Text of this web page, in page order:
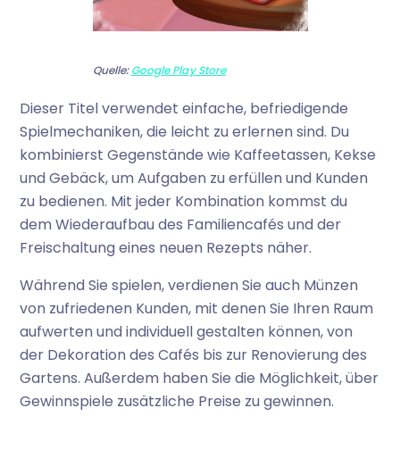
Quelle:Google Play Store
Dieser Titel verwendet einfache, befriedigende
Spielmechaniken, die leicht zu erlernen sind. Du
kombinierst Gegenstände wie Kaffeetassen, Kekse
und Gebäck, um Aufgaben zu erfüllen und Kunden
zu bedienen. Mit jeder Kombination kommst du
dem Wiederaufbau des Familiencafés und der
Freischaltung eines neuen Rezepts näher.
Während Sie spielen, verdienen Sie auch Münzen
von zufriedenen Kunden, mit denen Sie Ihren Raum
aufwerten und individuell gestalten können, von
der Dekoration des Cafés bis zur Renovierung des
Gartens. Außerdem haben Sie die Möglichkeit, über
Gewinnspiele zusätzliche Preise zu gewinnen.